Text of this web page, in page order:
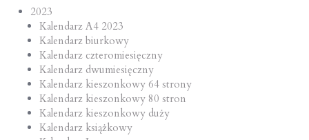
2023
Kalendarz A4 2023
Kalendarz biurkowy
Kalendarz czteromiesięczny
Kalendarz dwumiesięczny
Kalendarz kieszonkowy 64 strony
Kalendarz kieszonkowy 80 stron
Kalendarz kieszonkowy duży
Kalendarz książkowy